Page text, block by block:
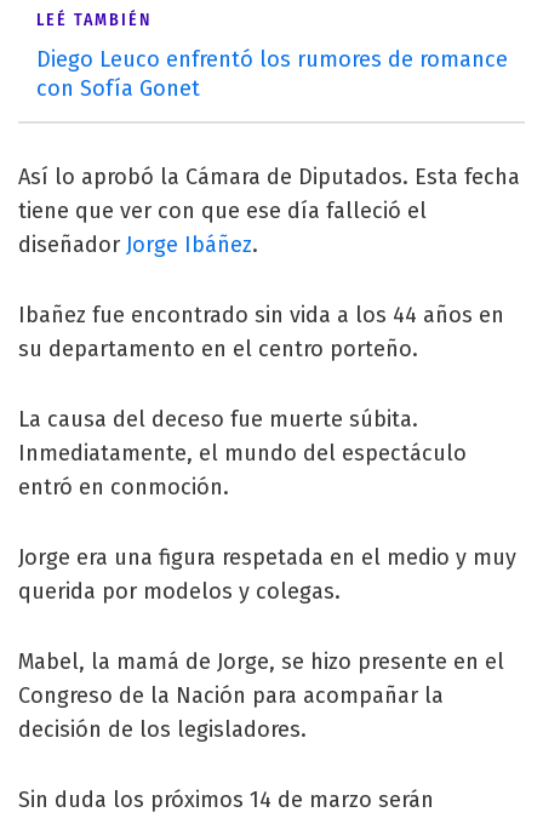
LEÉ TAMBIÉN
Diego Leuco enfrentó los rumores de romance
con Sofía Gonet
Así lo aprobó la Cámara de Diputados. Esta fecha
tiene que ver con que ese día falleció el
diseñador Jorge Ibáñez.
Ibañez fue encontrado sin vida a los 44 años en
su departamento en el centro porteño.
La causa del deceso fue muerte súbita.
Inmediatamente, el mundo del espectáculo
entró en conmoción.
Jorge era una figura respetada en el medio y muy
querida por modelos y colegas.
Mabel, la mamá de Jorge, se hizo presente en el
Congreso de la Nación para acompañar la
decisión de los legisladores.
Sin duda los próximos 14 de marzo serán